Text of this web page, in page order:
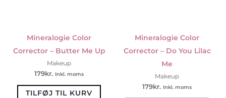
Mineralogie Color
Corrector – Butter Me Up
Makeup
179kr. Inkl. moms
TILFØJ TIL KURV
Mineralogie Color
Corrector – Do You Lilac
Me
Makeup
179kr. Inkl. moms